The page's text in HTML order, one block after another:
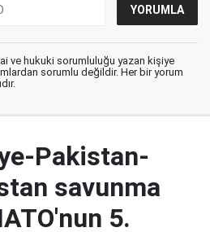
ve hukuki sorumluluğu yazan kişiye
sorumlu değildir. Her bir yorum
Pakistan-
savunma
5.